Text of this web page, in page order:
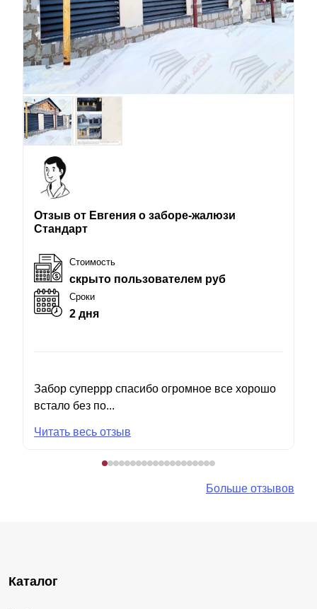
Отзыв от Евгения о заборе-жалюзи
Стандарт
Стоимость
скрыто пользователем руб
Сроки
2 дня
Забор суперрр спасибо огромное все хорошо
встало без по...
Читать весь отзыв
Больше отзывов
Каталог